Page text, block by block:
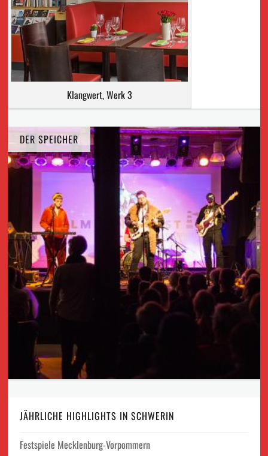
Klangwert, Werk 3
DER SPEICHER
JÄHRLICHE HIGHLIGHTS IN SCHWERIN
Festspiele Mecklenburg-Vorpommern